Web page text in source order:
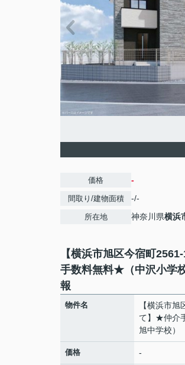
価格 -
間取り/建物面積 -/-
所在地 神奈川県横浜
【横浜市旭区今宿町
手数料無料★（中沢小学
報
物件名
【横浜市
て】★仲介
旭中学校）
価格 -